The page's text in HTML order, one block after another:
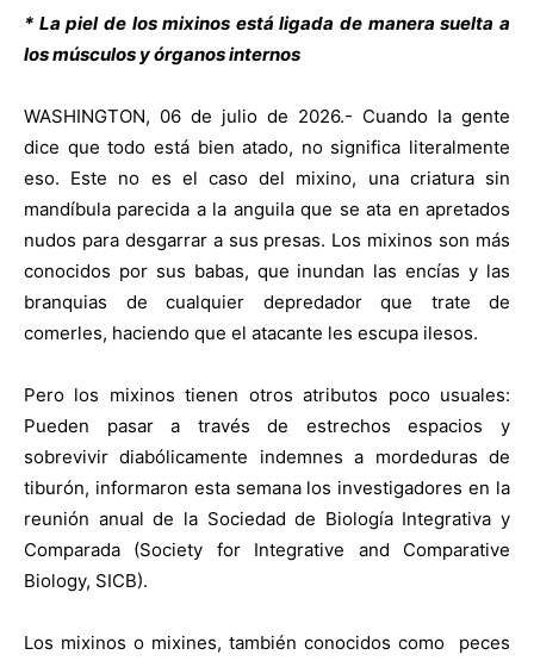
* La piel de los mixinos está ligada de manera suelta a
los músculos y órganos internos
WASHINGTON, 06 de julio de 2026.- Cuando la gente
dice que todo está bien atado, no significa literalmente
eso. Este no es el caso del mixino, una criatura sin
mandíbula parecida a la anguila que se ata en apretados
nudos para desgarrar a sus presas. Los mixinos son más
conocidos por sus babas, que inundan las encías y las
branquias de cualquier depredador que trate de
comerles, haciendo que el atacante les escupa ilesos.
Pero los mixinos tienen otros atributos poco usuales:
Pueden pasar a través de estrechos espacios y
sobrevivir diabólicamente indemnes a mordeduras de
tiburón, informaron esta semana los investigadores en la
reunión anual de la Sociedad de Biología Integrativa y
Comparada (Society for Integrative and Comparative
Biology, SICB).
Los mixinos o mixines, también conocidos como peces